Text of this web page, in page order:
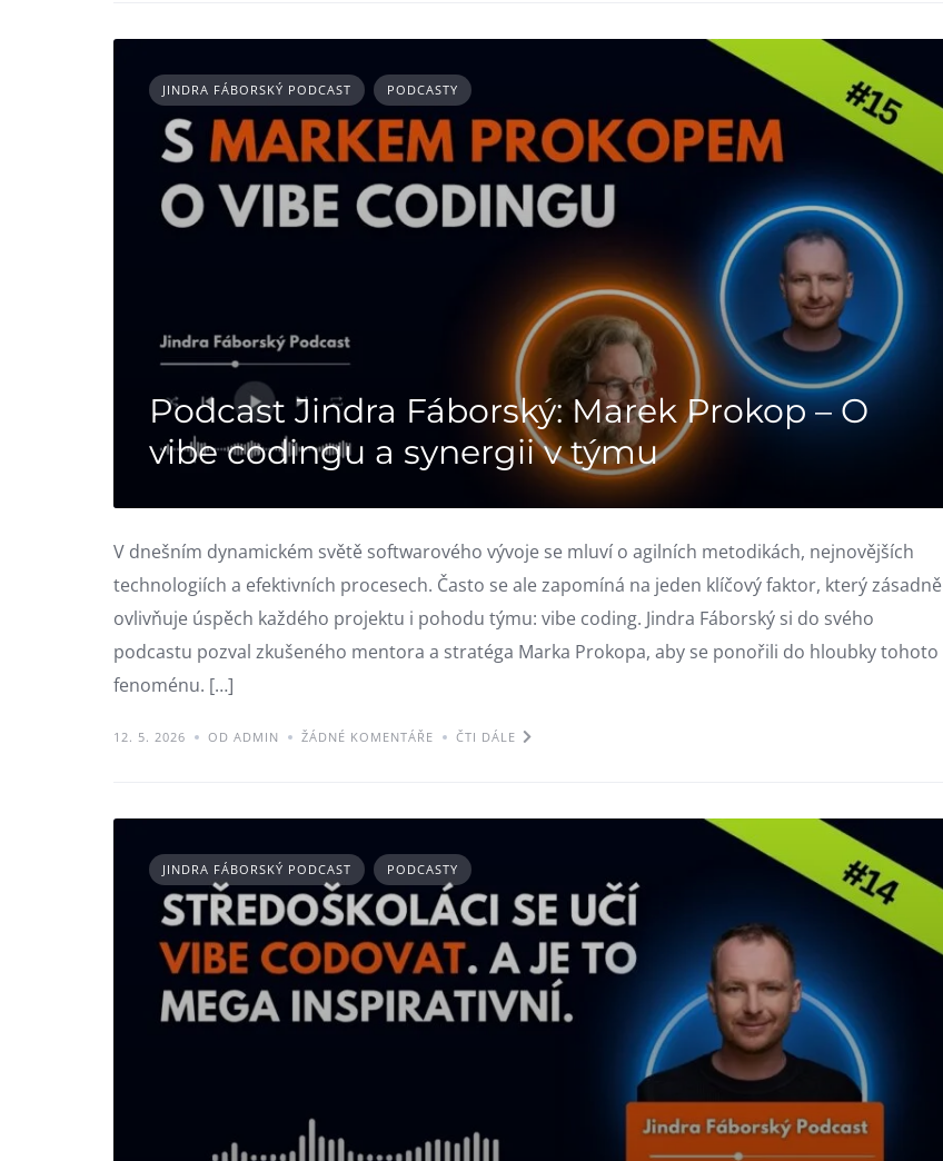
JINDRA FÁBORSKÝ PODCAST PODCASTY
Podcast Jindra Fáborský: Marek Prokop – O
vibe codingu a synergii v týmu
V dnešním dynamickém světě softwarového vývoje se mluví o agilních metodikách, nejnovějších
technologiích a efektivních procesech. Často se ale zapomíná na jeden klíčový faktor, který zásadně
ovlivňuje úspěch každého projektu i pohodu týmu: vibe coding. Jindra Fáborský si do svého
podcastu pozval zkušeného mentora a stratéga Marka Prokopa, aby se ponořili do hloubky tohoto
fenoménu. […]
12. 5. 2026 OD ADMIN ŽÁDNÉ KOMENTÁŘE ČTI DÁLE
JINDRA FÁBORSKÝ PODCAST PODCASTY